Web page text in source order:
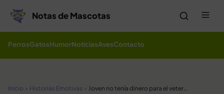
Notas de Mascotas
PerrosGatosHumorNoticiasAvesContacto
Inicio Historias Emotivas Joven no tenía dinero para el veterinario, pero lo dio todo para ayudar a un perro